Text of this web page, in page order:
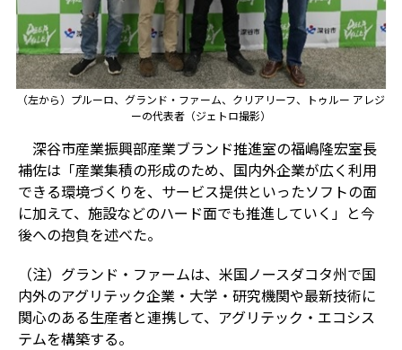
（左から）プルーロ、グランド・ファーム、クリアリーフ、トゥルー アレジ
ーの代表者（ジェトロ撮影）
深谷市産業振興部産業ブランド推進室の福嶋隆宏室長
補佐は「産業集積の形成のため、国内外企業が広く利用
できる環境づくりを、サービス提供といったソフトの面
に加えて、施設などのハード面でも推進していく」と今
後への抱負を述べた。
（注）グランド・ファームは、米国ノースダコタ州で国
内外のアグリテック企業・大学・研究機関や最新技術に
関心のある生産者と連携して、アグリテック・エコシス
テムを構築する。